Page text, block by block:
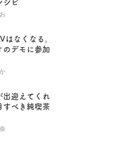
シピ
はなくなる。
のデモに参加
出迎えてくれ
すべき純喫茶